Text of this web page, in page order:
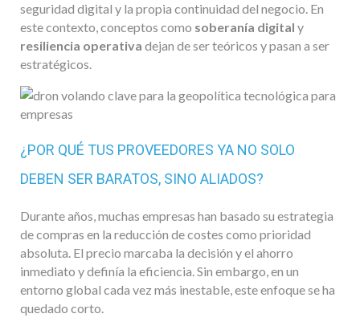
seguridad digital y la propia continuidad del negocio. En
este contexto, conceptos como soberanía digital y
resiliencia operativa dejan de ser teóricos y pasan a ser
estratégicos.
¿POR QUÉ TUS PROVEEDORES YA NO SOLO
DEBEN SER BARATOS, SINO ALIADOS?
Durante años, muchas empresas han basado su estrategia
de compras en la reducción de costes como prioridad
absoluta. El precio marcaba la decisión y el ahorro
inmediato y definía la eficiencia. Sin embargo, en un
entorno global cada vez más inestable, este enfoque se ha
quedado corto.